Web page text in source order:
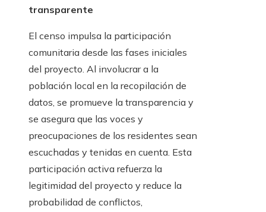
transparente
El censo impulsa la participación
comunitaria desde las fases iniciales
del proyecto. Al involucrar a la
población local en la recopilación de
datos, se promueve la transparencia y
se asegura que las voces y
preocupaciones de los residentes sean
escuchadas y tenidas en cuenta. Esta
participación activa refuerza la
legitimidad del proyecto y reduce la
probabilidad de conflictos,